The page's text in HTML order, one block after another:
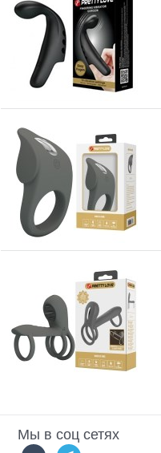
Мы в соц сетях